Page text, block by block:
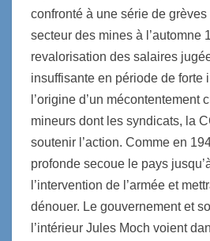
confronté à une série de
secteur des mines à l’automne
revalorisation des salaires
insuffisante en période de forte
l’origine d’un mécontentement
mineurs dont les syndicats, la
soutenir l’action. Comme en
profonde secoue le pays
l’intervention de l’armée et
dénouer. Le gouvernement et
l’intérieur Jules Moch voient